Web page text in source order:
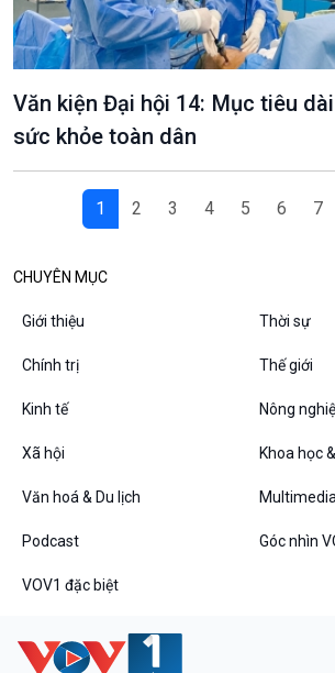
Các chương trình đặc biệt
Văn kiện Đại hội 14: Mục tiêu
sức khỏe toàn dân
1 2 3 4 5 6 7
CHUYÊN MỤC
Giới thiệu Thời sự
Chính trị Thế giới
Kinh tế Nông
Xã hội Khoa học
Văn hoá & Du lịch Multimedia
Podcast Góc nhìn
VOV1 đặc biệt